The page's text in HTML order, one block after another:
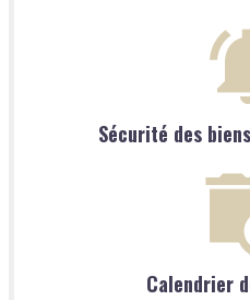
Sécurité des
Calendrier